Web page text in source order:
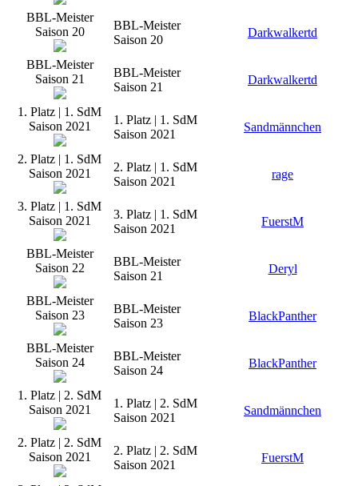
BBL-Meister
Saison 20
BBL-Meister
Saison 20
Darkwalkertd
BBL-Meister
Saison 21
BBL-Meister
Saison 21
Darkwalkertd
1. Platz | 1. SdM
Saison 2021
1. Platz | 1. SdM
Saison 2021
Sandmännchen
2. Platz | 1. SdM
Saison 2021
2. Platz | 1. SdM
Saison 2021
rage
3. Platz | 1. SdM
Saison 2021
3. Platz | 1. SdM
Saison 2021
FuerstM
BBL-Meister
Saison 22
BBL-Meister
Saison 21
Deryl
BBL-Meister
Saison 23
BBL-Meister
Saison 23
BlackPanther
BBL-Meister
Saison 24
BBL-Meister
Saison 24
BlackPanther
1. Platz | 2. SdM
Saison 2021
1. Platz | 2. SdM
Saison 2021
Sandmännchen
2. Platz | 2. SdM
Saison 2021
2. Platz | 2. SdM
Saison 2021
FuerstM